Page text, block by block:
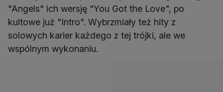
"Angels" ich wersję "You Got the Love", po
kultowe już "Intro". Wybrzmiały też hity z
solowych karier każdego z tej trójki, ale we
wspólnym wykonaniu.